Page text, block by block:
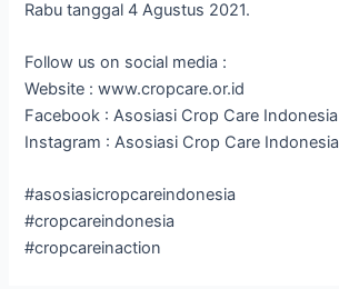
Rabu tanggal 4 Agustus 2021.
Follow us on social media :
Website : www.cropcare.or.id
Facebook : Asosiasi Crop Care Indonesia
Instagram : Asosiasi Crop Care Indonesia
#asosiasicropcareindonesia
#cropcareindonesia
#cropcareinaction